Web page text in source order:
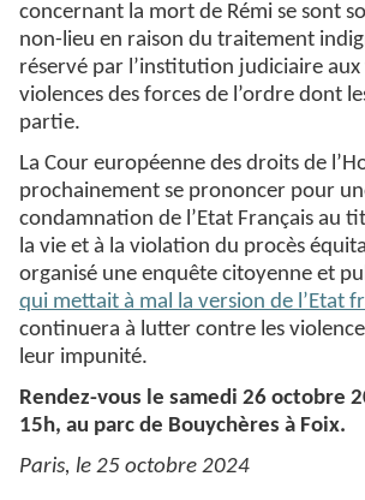
concernant la mort de Rémi se sont
non-lieu en raison du traitement
réservé par l’institution judiciaire
violences des forces de l’ordre dont
partie.
La Cour européenne des droits de
prochainement se prononcer pour
condamnation de l’Etat Français au
la vie et à la violation du procès
organisé une enquête citoyenne et
qui mettait à mal la version de l’Etat
continuera à lutter contre les
leur impunité.
Rendez-vous le samedi 26 octobre
15h, au parc de Bouychères à Foix.
Paris, le 25 octobre 2024